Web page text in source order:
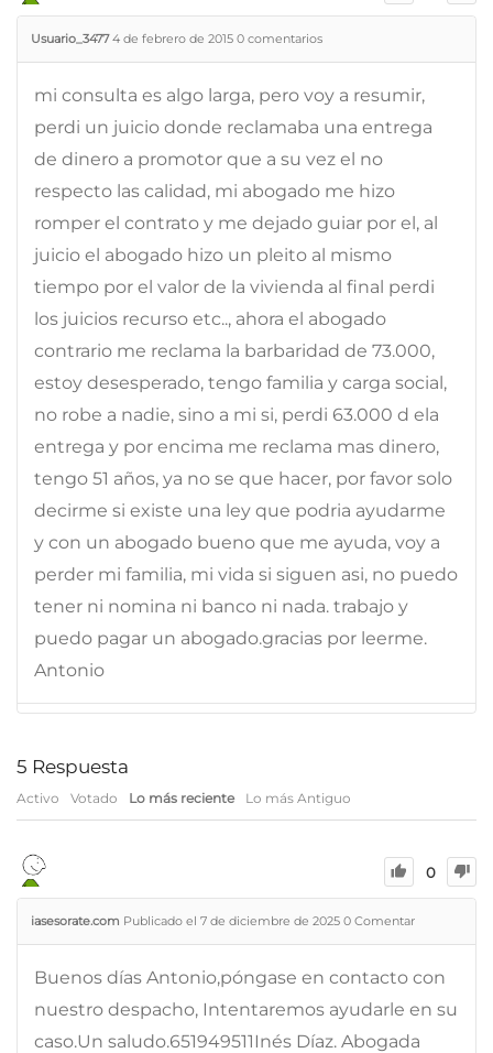
Usuario_3477 4 de febrero de 2015 0 comentarios
mi consulta es algo larga, pero voy a resumir,
perdi un juicio donde reclamaba una entrega
de dinero a promotor que a su vez el no
respecto las calidad, mi abogado me hizo
romper el contrato y me dejado guiar por el, al
juicio el abogado hizo un pleito al mismo
tiempo por el valor de la vivienda al final perdi
los juicios recurso etc.., ahora el abogado
contrario me reclama la barbaridad de 73.000,
estoy desesperado, tengo familia y carga social,
no robe a nadie, sino a mi si, perdi 63.000 d ela
entrega y por encima me reclama mas dinero,
tengo 51 años, ya no se que hacer, por favor solo
decirme si existe una ley que podria ayudarme
y con un abogado bueno que me ayuda, voy a
perder mi familia, mi vida si siguen asi, no puedo
tener ni nomina ni banco ni nada. trabajo y
puedo pagar un abogado.gracias por leerme.
Antonio
5 Respuesta
Activo Votado Lo más reciente Lo más Antiguo
0
iasesorate.com Publicado el 7 de diciembre de 2025 0 Comentar
Buenos días Antonio,póngase en contacto con
nuestro despacho, Intentaremos ayudarle en su
caso.Un saludo.651949511Inés Díaz. Abogada